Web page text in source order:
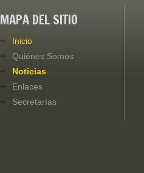
MAPA DEL SITIO
Inicio
Quiénes Somos
Noticias
Enlaces
Secretarías